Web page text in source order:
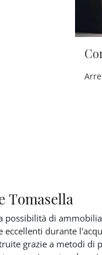
Tomasella
possibilità di
eccellenti durante
grazie a metodi di